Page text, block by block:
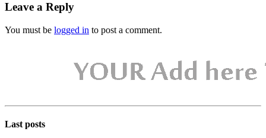
Leave a Reply
You must be logged in to post a comment.
Last posts